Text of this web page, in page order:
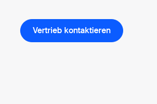
Vertrieb kontaktieren